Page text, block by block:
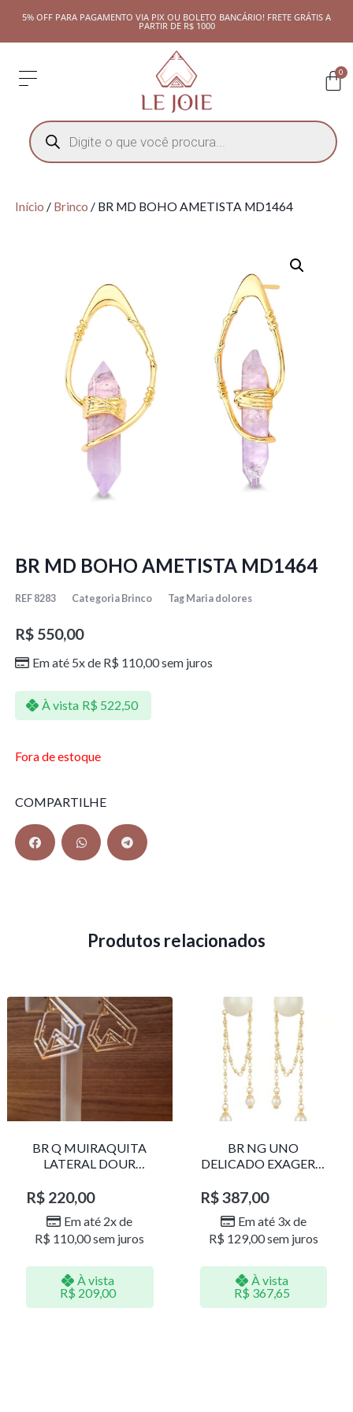
5% OFF PARA PAGAMENTO VIA PIX OU BOLETO BANCÁRIO! FRETE GRÁTIS A
PARTIR DE R$ 1000
0
Início / Brinco / BR MD BOHO AMETISTA MD1464
BR MD BOHO AMETISTA MD1464
REF 8283 Categoria Brinco Tag Maria dolores
R$550,00
Em até 5x de R$ 110,00sem juros
À vista R$ 522,50
Fora de estoque
COMPARTILHE
Produtos relacionados
BR Q MUIRAQUITA
LATERAL DOUR
R$ 220,00
Em até 2x de
R$ 110,00sem juros
À vista
R$ 209,00
BR NG UNO
DELICADO EXAGERO
R$387,00
Em até 3x de
R$ 129,00sem juros
À vista
R$ 367,65